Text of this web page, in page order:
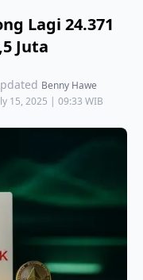
Lagi 24.371
Juta
Benny Hawe
15, 2025 | 09:33 WIB